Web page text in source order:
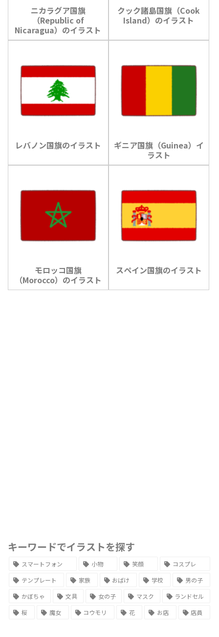
ニカラグア国旗
（Republic of
Nicaragua）のイラスト
クック諸島国旗（Cook
Island）のイラスト
レバノン国旗のイラスト
ギニア国旗（Guinea）イ
ラスト
モロッコ国旗
（Morocco）のイラスト
スペイン国旗のイラスト
キーワードでイラストを探す
スマートフォン 小物 笑顔
コスプレ
テンプレート
家族 おばけ 学校
男の子
かぼちゃ
文具 女の子 マスク
ランドセル
桜
魔女 コウモリ 花 お店 店員